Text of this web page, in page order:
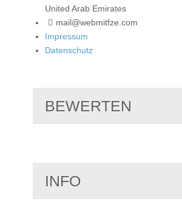
United Arab Emirates
mail@webmitfze.com
Impressum
Datenschutz
BEWERTEN
INFO